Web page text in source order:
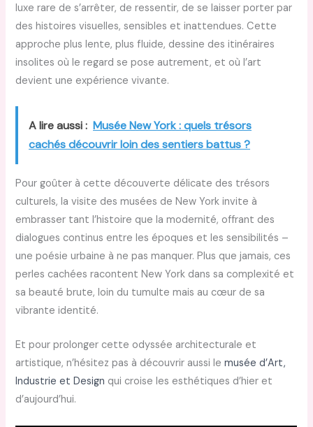
luxe rare de s’arrêter, de ressentir, de se laisser porter par
des histoires visuelles, sensibles et inattendues. Cette
approche plus lente, plus fluide, dessine des itinéraires
insolites où le regard se pose autrement, et où l’art
devient une expérience vivante.
A lire aussi : Musée New York : quels trésors
cachés découvrir loin des sentiers battus ?
Pour goûter à cette découverte délicate des trésors
culturels, la visite des musées de New York invite à
embrasser tant l’histoire que la modernité, offrant des
dialogues continus entre les époques et les sensibilités –
une poésie urbaine à ne pas manquer. Plus que jamais, ces
perles cachées racontent New York dans sa complexité et
sa beauté brute, loin du tumulte mais au cœur de sa
vibrante identité.
Et pour prolonger cette odyssée architecturale et
artistique, n’hésitez pas à découvrir aussi lemusée d’Art,
Industrie et Design qui croise les esthétiques d’hier et
d’aujourd’hui.